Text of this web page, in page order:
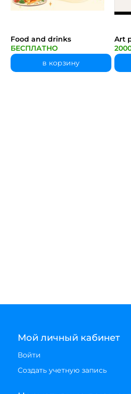
Food and drinks
БЕСПЛАТНО
в корзину
Art
Мой личный кабинет
Войти
Создать учетную запись